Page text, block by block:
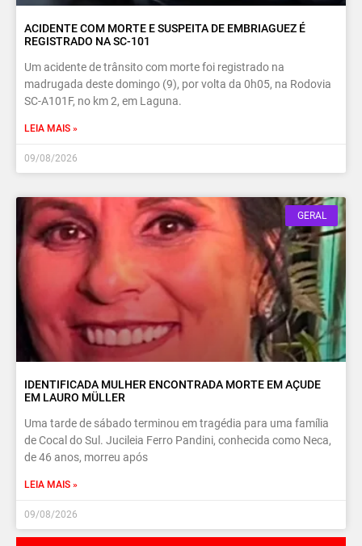
ACIDENTE COM MORTE E SUSPEITA DE EMBRIAGUEZ É
REGISTRADO NA SC-101
Um acidente de trânsito com morte foi registrado na
madrugada deste domingo (9), por volta da 0h05, na Rodovia
SC-A101F, no km 2, em Laguna.
LEIA MAIS »
09/08/2026
GERAL
IDENTIFICADA MULHER ENCONTRADA MORTE EM AÇUDE
EM LAURO MÜLLER
Uma tarde de sábado terminou em tragédia para uma família
de Cocal do Sul. Jucileia Ferro Pandini, conhecida como Neca,
de 46 anos, morreu após
LEIA MAIS »
09/08/2026